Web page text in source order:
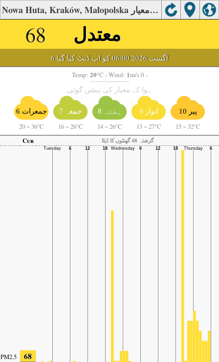
Nowa Huta, Kraków, Małopolska کی ہوا کا معیار
68 معتدل
6 اگست 2026 06:00 کو اپ ڈیٹ کیا گیا
Temp: 20°C - Wind: 1m/s 0 -
ہوا کے معیار کی پیشن گوئی
جمعرات 6
20 ~ 36°C
جمعہ 7
16 ~ 26°C
ہفتہ 8
14 ~ 26°C
اتوار 9
13 ~ 27°C
پیر 10
15 ~ 32°C
Cur
گزشتہ 48 گھنٹوں کا ڈیٹا
PM2.5 68